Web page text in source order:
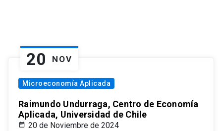
20 NOV
Microeconomía Aplicada
Raimundo Undurraga, Centro de Economía
Aplicada, Universidad de Chile
20 de Noviembre de 2024